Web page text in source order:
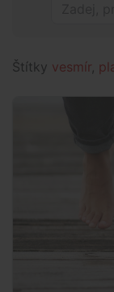
Štítky vesmír,